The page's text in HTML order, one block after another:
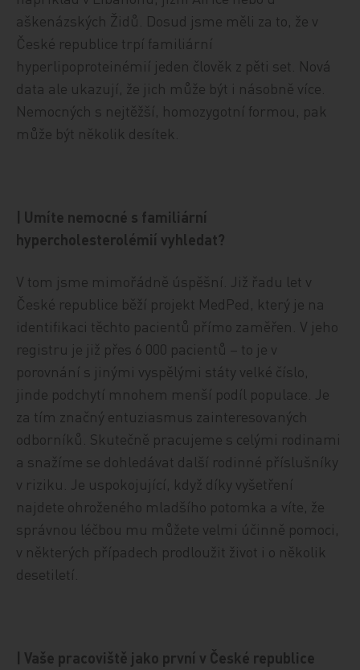
aškenázských Židů. Dosud jsme měli za to, že v
České republice trpí familiární
hyperlipoproteinémií jeden člověk z pěti set. Nová
data ale ukazují, že jich může být i násobně více.
Nemocných s nejtěžší, homozygotní formou, pak
může být několik desítek.
| Umíte nemocné s familiární
hypercholesterolémií vyhledat?
V tom jsme mimořádně úspěšní. Již řadu let v
České republice běží projekt MedPed, který je na
identifikaci těchto pacientů přímo zaměřen. V jeho
registru je již přes 6 000 pacientů – to je v
porovnání s jinými vyspělými státy velké číslo,
jinde podchytí mnohem menší podíl populace. Je
za tím značný entuziasmus zainteresovaných
odborníků. Skutečně pracujeme s celými rodinami
a snažíme se dohledávat další rodinné příslušníky
v riziku. Je uspokojující, když díky vyšetření
najdete ohroženého mladšího potomka a víte, že
správnou léčbou mu můžete velmi účinně pomoci,
v některých případech prodloužit život i o několik
desetiletí.
| Vaše pracoviště jako první v České republice